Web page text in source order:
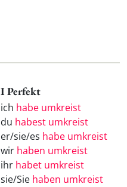
I Perfekt
ich habe umkreist
du habest umkreist
er/sie/es habe umkreist
wir haben umkreist
ihr habet umkreist
sie/Sie haben umkreist